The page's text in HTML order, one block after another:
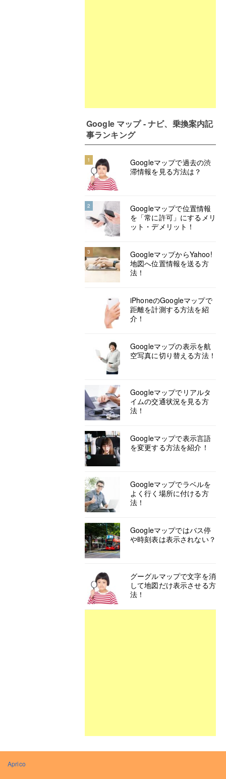
Google マップ - ナビ、乗換案内記
事ランキング
1
Googleマップで過去の渋
滞情報を見る方法は？
2
Googleマップで位置情報
を「常に許可」にするメリ
ット・デメリット！
3
GoogleマップからYahoo!
地図へ位置情報を送る方
法！
iPhoneのGoogleマップで
距離を計測する方法を紹
介！
Googleマップの表示を航
空写真に切り替える方法！
Googleマップでリアルタ
イムの交通状況を見る方
法！
Googleマップで表示言語
を変更する方法を紹介！
Googleマップでラベルを
よく行く場所に付ける方
法！
Googleマップではバス停
や時刻表は表示されない？
グーグルマップで文字を消
して地図だけ表示させる方
法！
Aprico